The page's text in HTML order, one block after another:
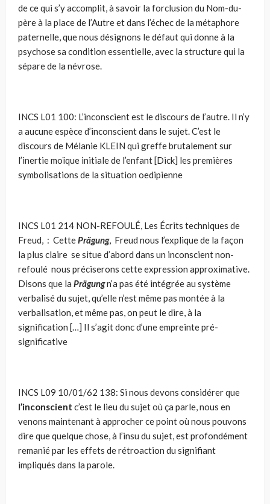
de ce qui s’y accomplit, à savoir la forclusion du Nom-du-
père à la place de l’Autre et dans l’échec de la métaphore
paternelle, que nous désignons le défaut qui donne à la
psychose sa condition essentielle, avec la structure qui la
sépare de la névrose.
INCS L01 100: L’inconscient est le discours de l’autre. Il n’y
a aucune espèce d’inconscient dans le sujet. C’est le
discours de Mélanie KLEIN qui greffe brutalement sur
l’inertie moïque initiale de l’enfant [Dick] les premières
symbolisations de la situation oedipienne
INCS L01 214 NON-REFOULÉ, Les Écrits techniques de
Freud, : CettePrägung, Freud nous l’explique de la façon
la plus claire se situe d’abord dans un inconscient non-
refoulé nous préciserons cette expression approximative.
Disons que la Prägungn’a pas été intégrée au système
verbalisé du sujet, qu’elle n’est même pas montée à la
verbali­sation, et même pas, on peut le dire, à la
signification […] Il s’agit donc d’une empreinte pré-
significative
INCS L09 10/01/62 138: Si nous devons considérer que
l’inconscient c’est le lieu du sujet où ça parle, nous en
venons maintenant à approcher ce point où nous pouvons
dire que quelque chose, à l’insu du sujet, est profondément
remanié par les effets de rétroaction du signifiant
impliqués dans la parole.